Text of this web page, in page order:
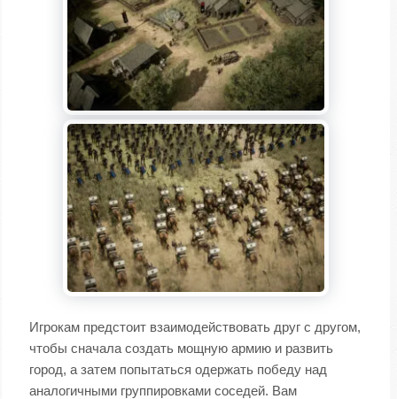
Игрокам предстоит взаимодействовать друг с другом,
чтобы сначала создать мощную армию и развить
город, а затем попытаться одержать победу над
аналогичными группировками соседей. Вам